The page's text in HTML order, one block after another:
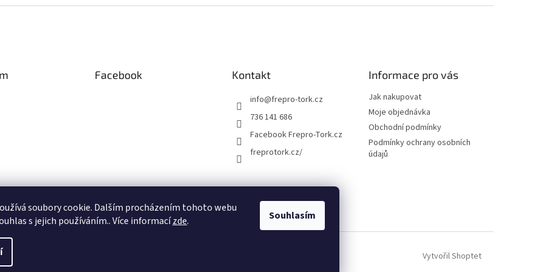
soubory cookie. Dalším procházením tohoto webu
s jejich používáním.. Více informacízde. Souhlasím
Facebook Kontakt
info@frepro-tork.cz
736 141 686
Facebook Frepro-Tork.cz
freprotork.cz/
Informace pro vás
Jak nakupovat
Moje objednávka
Obchodní podmínky
Podmínky ochrany osobních
údajů
Facebook FREPRO-TORK.CZ Instagram FREPRO-TORK.cz
Vytvořil Shoptet